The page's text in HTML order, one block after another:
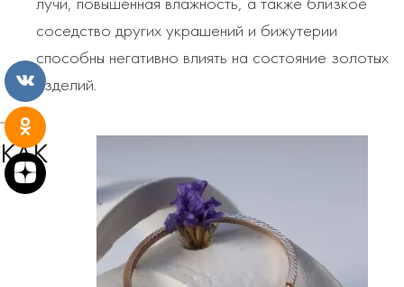
лучи, повышенная влажность, а также близкое
соседство других украшений и бижутерии
способны негативно влиять на состояние золотых
изделий.
КАК